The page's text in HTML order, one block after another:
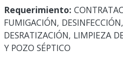
Requerimiento:
FUMIGACIÓN,
DESRATIZACIÓN, LIMPIEZA
Y POZO SÉPTICO